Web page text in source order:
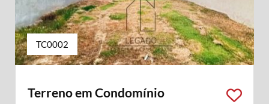
TC0002
Terreno em Condomínio